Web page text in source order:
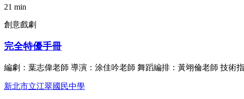
21 min
創意戲劇
完全特優手冊
編劇：葉志偉老師 導演：涂佳吟老師 舞蹈編排：黃翊倫老師 技
新北市立江翠國民中學